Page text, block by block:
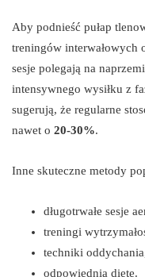
Aby podnieść pułap
treningów interwałowych
sesje polegają na
intensywnego wysiłku z
sugerują, że regularne
nawet o 20-30%.
Inne skuteczne metody
długotrwałe sesje
treningi
techniki
odpowiednią dietę.